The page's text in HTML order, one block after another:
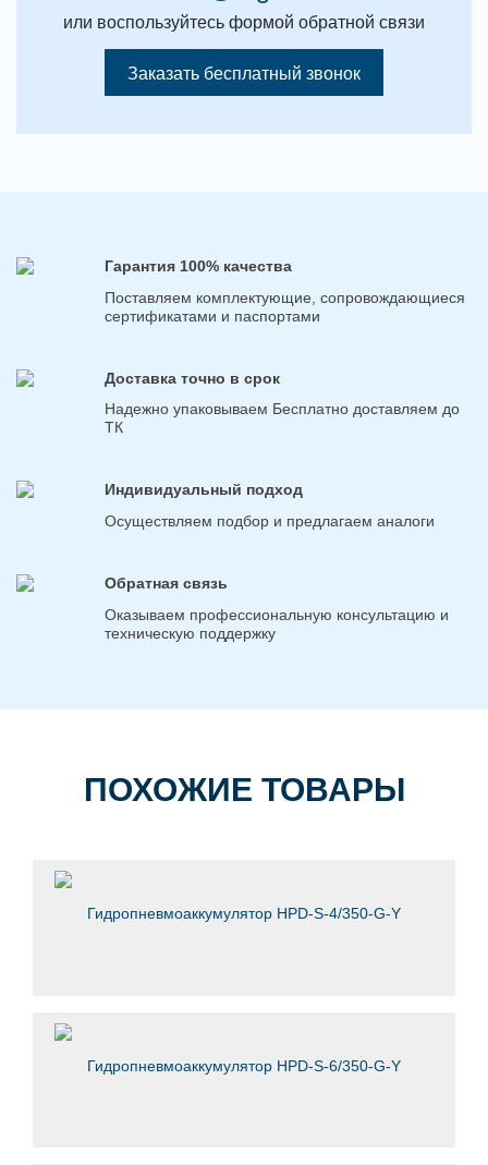
или воспользуйтесь формой обратной связи
Заказать бесплатный звонок
Гарантия 100% качества
Поставляем комплектующие, сопровождающиеся
сертификатами и паспортами
Доставка точно в срок
Надежно упаковываем Бесплатно доставляем до
ТК
Индивидуальный подход
Осуществляем подбор и предлагаем аналоги
Обратная связь
Оказываем профессиональную консультацию и
техническую поддержку
ПОХОЖИЕ ТОВАРЫ
Гидропневмоаккумулятор HPD-S-4/350-G-Y
Гидропневмоаккумулятор HPD-S-6/350-G-Y